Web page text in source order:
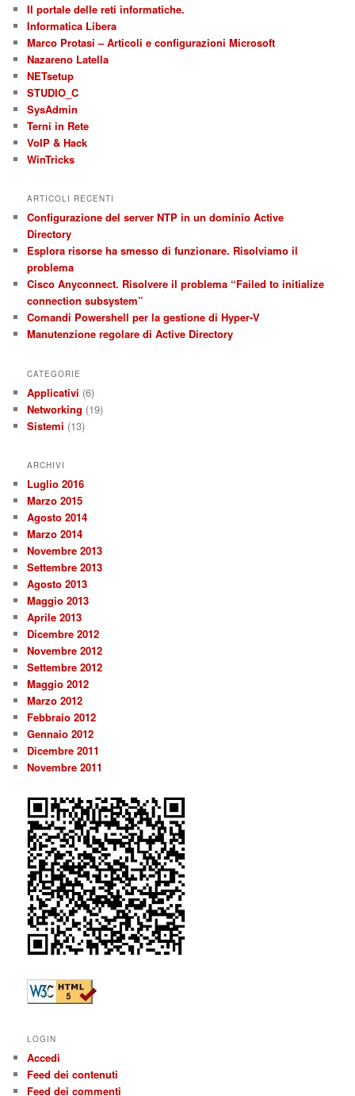
Il portale delle reti informatiche.
Informatica Libera
Marco Protasi – Articoli e configurazioni Microsoft
Nazareno Latella
NETsetup
STUDIO_C
SysAdmin
Terni in Rete
VoIP & Hack
WinTricks
ARTICOLI RECENTI
Configurazione del server NTP in un dominio Active
Directory
Esplora risorse ha smesso di funzionare. Risolviamo il
problema
Cisco Anyconnect. Risolvere il problema “Failed to initialize
connection subsystem”
Comandi Powershell per la gestione di Hyper-V
Manutenzione regolare di Active Directory
CATEGORIE
Applicativi (6)
Networking (19)
Sistemi (13)
ARCHIVI
Luglio 2016
Marzo 2015
Agosto 2014
Marzo 2014
Novembre 2013
Settembre 2013
Agosto 2013
Maggio 2013
Aprile 2013
Dicembre 2012
Novembre 2012
Settembre 2012
Maggio 2012
Marzo 2012
Febbraio 2012
Gennaio 2012
Dicembre 2011
Novembre 2011
LOGIN
Accedi
Feed dei contenuti
Feed dei commenti